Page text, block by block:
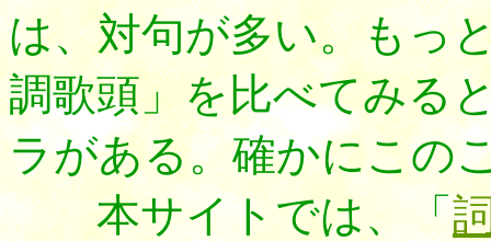
は、対句が多い。もっ
調歌頭」を比べてみる
ラがある。確かにこの
本サイトでは、「